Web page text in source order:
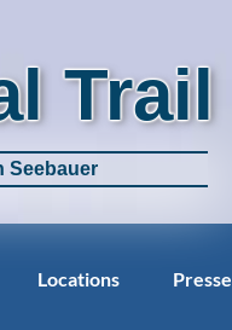
Trail
Seebauer
Locations Presse